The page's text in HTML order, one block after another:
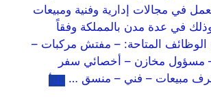
في مجالات إدارية وفنية ومبيعات
وذلك في عدة مدن بالمملكة وفقاً
الوظائف المتاحة: – مفتش مركبات –
مسؤول مخازن – أخصائي سفر
مبيعات – فني – منسق … اقرأ